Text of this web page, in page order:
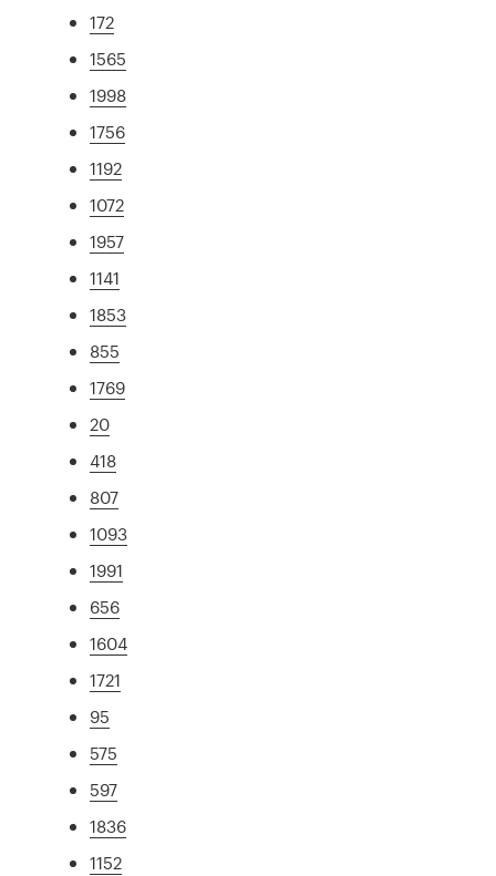
172
1565
1998
1756
1192
1072
1957
1141
1853
855
1769
20
418
807
1093
1991
656
1604
1721
95
575
597
1836
1152